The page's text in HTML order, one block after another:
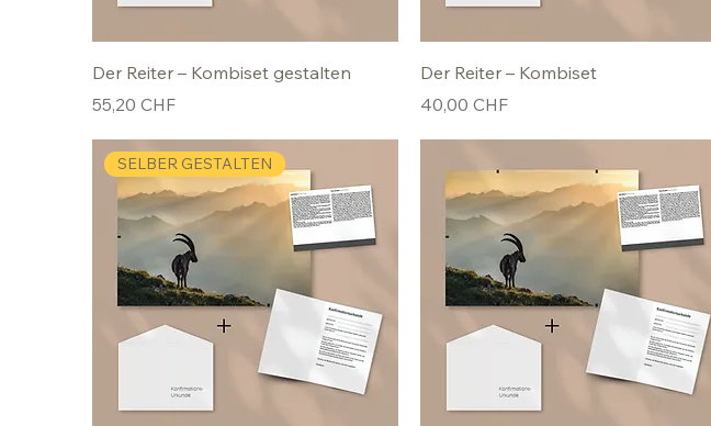
Der Reiter – Kombiset gestalten
Preis
55,20 CHF
Der Reiter – Kombiset
Preis
40,00 CHF
SELBER GESTALTEN